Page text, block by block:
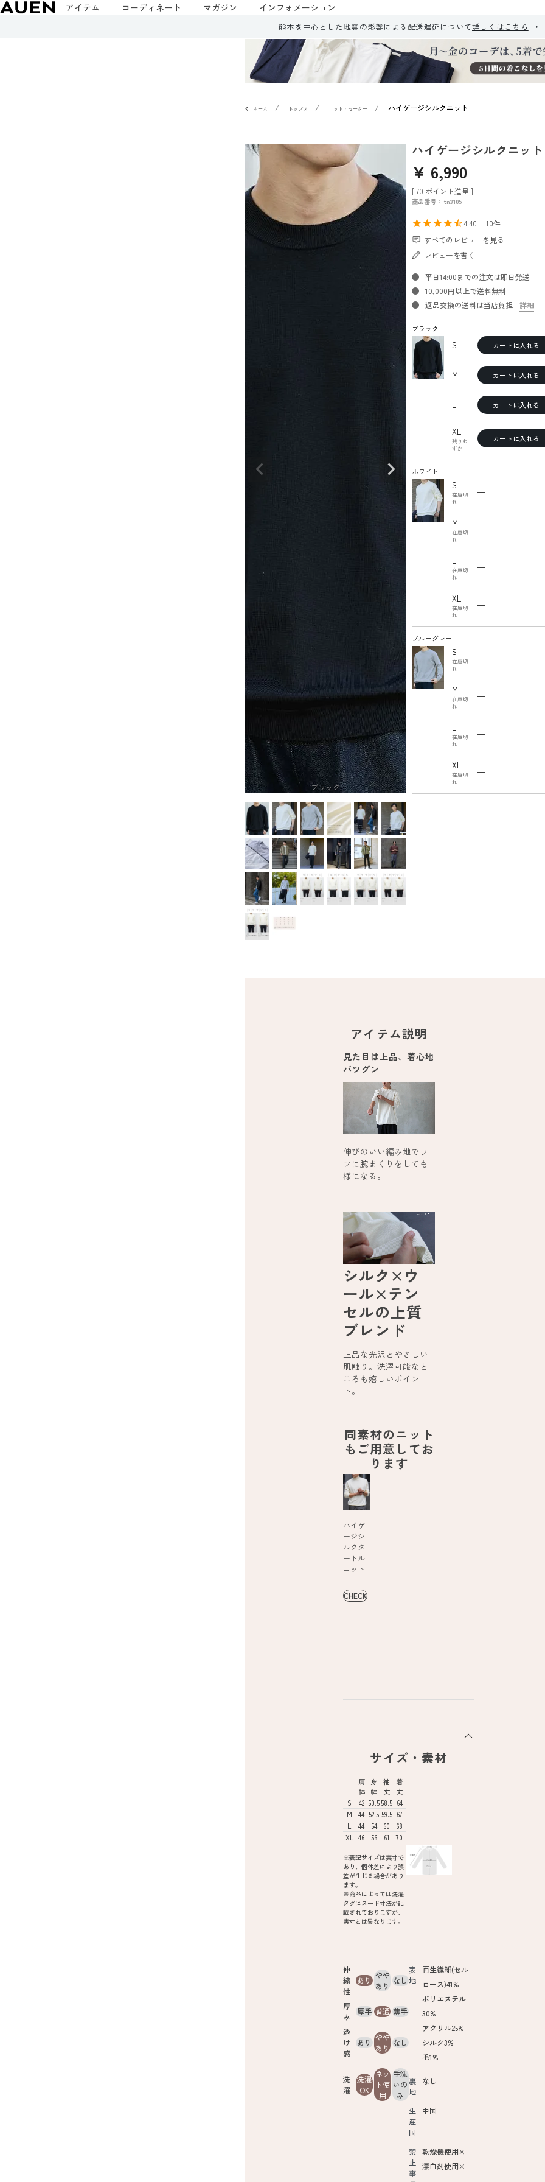
アイテム コーディネート マガジン インフォメーション
熊本を中心とした地震の影響による配送遅延について詳しくはこちら
ホーム トップス ニット・セーター ハイゲージシルクニット
ブラック
ハイゲージシルクニット
¥ 6,990
[ 70 ポイント進呈 ]
商品番号 tn3105
4.40
10
すべてのレビューを見る
レビューを書く
平日14:00までの注文は即日発送
10,000円以上で送料無料
返品交換の送料は当店負担
詳細
ブラック
S カートに入れる
M カートに入れる
L カートに入れる
XL
残りわ
ずか
カートに入れる
ホワイト
S
在庫切
れ
—
M
在庫切
れ
—
L
在庫切
れ
—
XL
在庫切
れ
—
ブルーグレー
S
在庫切
れ
—
M
在庫切
れ
—
L
在庫切
れ
—
XL
在庫切
れ
—
アイテム説明
見た目は上品、着心地
バツグン
伸びのいい編み地でラ
フに腕まくりをしても
様になる。
シルク×ウ
ール×テン
セルの上質
ブレンド
上品な光沢とやさしい
肌触り。洗濯可能なと
ころも嬉しいポイン
ト。
同素材のニット
もご用意してお
ります
ハイゲ
ージシ
ルクタ
ートル
ニット
CHECK
サイズ・素材
肩
幅
身
幅
袖
丈
着
丈
S
42 50.558.5 64
M
44 52.5 59.5 67
L
44 54 60
68
XL
46 56 61 70
※表記サイズは実寸で
あり、個体差により誤
差が生じる場合があり
ます。
※商品によっては洗濯
タグにヌード寸法が記
載されておりますが、
実寸とは異なります。
伸
縮
性
あり
やや
あり
なし
厚
み
厚手 普通 薄手
透
け
感
あり
やや
あり
なし
洗
濯
洗濯
OK
ネッ
ト使
用
手洗
いの
み
表
地
再生繊維(セル
ロース)41%
ポリエステル
30%
アクリル25%
シルク3%
毛1%
裏
地
なし
生
産
国
中国
禁
止
事
乾燥機使用×
漂白剤使用×